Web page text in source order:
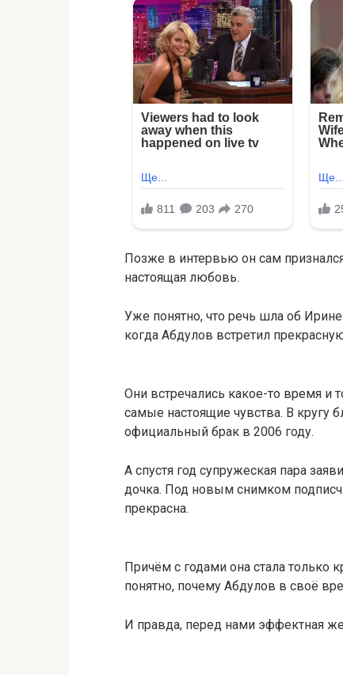
Позже в интервью он сам
настоящая любовь.
Уже понятно, что речь шла об
когда Абдулов встретил
Они встречались какое-то время и
самые настоящие чувства. В кругу
официальный брак в 2006 году.
А спустя год супружеская пара
дочка. Под новым снимком
прекрасна.
Причём с годами она стала только
понятно, почему Абдулов в своё
И правда, перед нами эффектная